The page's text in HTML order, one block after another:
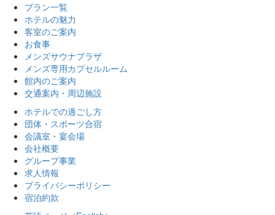
プラン一覧
ホテルの魅力
客室のご案内
お食事
メンズサウナプラザ
メンズ専用カプセルルーム
館内のご案内
交通案内・周辺施設
ホテルでの過ごし方
団体・スポーツ合宿
会議室・宴会場
会社概要
グループ事業
求人情報
プライバシーポリシー
宿泊約款